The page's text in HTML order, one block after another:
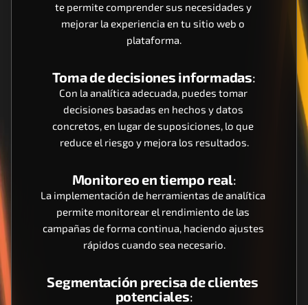
te permite comprender sus necesidades y
mejorar la experiencia en tu sitio web o
plataforma.
Toma de decisiones informadas:
Con la analítica adecuada, puedes tomar
decisiones basadas en hechos y datos
concretos, en lugar de suposiciones, lo que
reduce el riesgo y mejora los resultados.
Monitoreo en tiempo real:
La implementación de herramientas de analítica
permite monitorear el rendimiento de las
campañas de forma continua, haciendo ajustes
rápidos cuando sea necesario.
Segmentación precisa de clientes
potenciales: